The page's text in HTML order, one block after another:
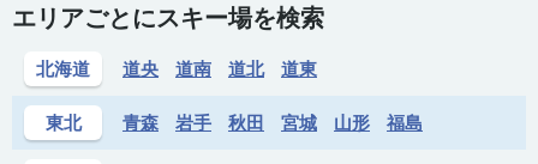
エリアごとにスキー場を検索
北海道 道央 道南 道北 道東
東北 青森 岩手 秋田 宮城 山形 福島